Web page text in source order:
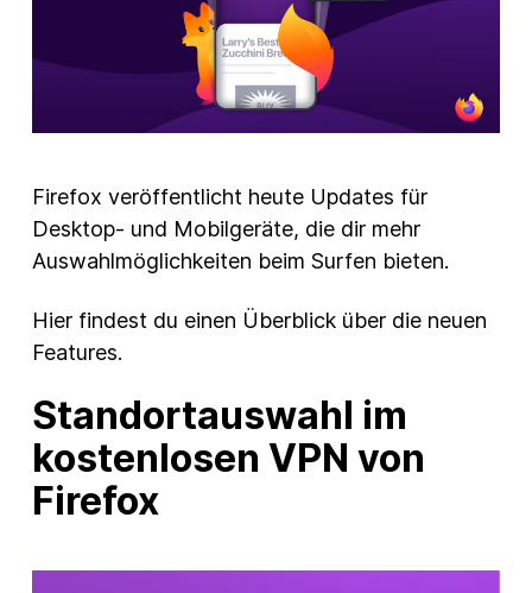
Firefox veröffentlicht heute Updates für
Desktop- und Mobilgeräte, die dir mehr
Auswahlmöglichkeiten beim Surfen bieten.
Hier findest du einen Überblick über die neuen
Features.
Standortauswahl im
kostenlosen VPN von
Firefox